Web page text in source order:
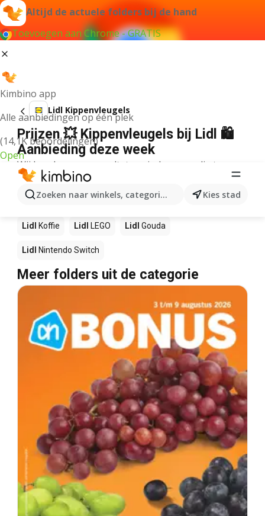
Altijd de actuele folders bij de hand
Toevoegen aan Chrome - GRATIS
Kimbino app
Alle aanbiedingen op één plek
(14,1K beoordelingen)
Open
Zoeken naar winkels, categorieën, producten...
Kies stad
Lidl Kippenvleugels
Prijzen 💥 Kippenvleugels bij Lidl 🛍️
Aanbieding deze week
Wij konden geen resultaten vinden voor die term.
Andere producten in winkels Lidl
Lidl Lidl Sushi Mango
Lidl Koffie Lidl LEGO Lidl Gouda
Lidl Nintendo Switch
Meer folders uit de categorie